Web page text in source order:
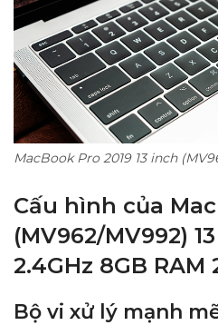
MacBook Pro 2019 13 inch
Cấu hình của
(MV962/MV992)
2.4GHz 8GB RAM
Bộ vi xử lý mạnh